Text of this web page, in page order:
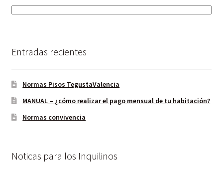
Entradas recientes
Normas Pisos TegustaValencia
MANUAL – ¿cómo realizar el pago mensual de tu habitación?
Normas convivencia
Noticas para los Inquilinos